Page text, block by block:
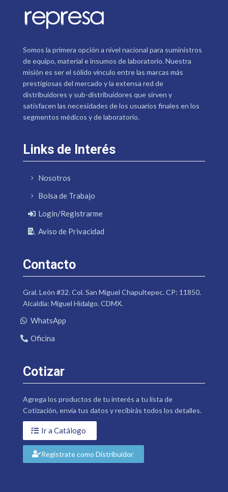
Somos la primera opción a nivel nacional para suministros
de equipo, material e insumos de laboratorio. Nuestra
misión es ser el sólido vínculo entre las marcas más
prestigiosas del mercado y la extensa red de
distribuidores y sub-distribuidores que sirven y
satisfacen las necesidades de los usuarios finales en los
segmentos médicos y de laboratorio.
Links de Interés
Nosotros
Bolsa de Trabajo
Login/Registrarme
Aviso de Privacidad
Contacto
Gral. León #32. Col. San Miguel Chapultepec. CP: 11850.
Alcaldía: Miguel Hidalgo. CDMX.
WhatsApp
Oficina
Cotizar
Agrega los productos de tu interés a tu lista de
Cotización, envía tus datos y recibirás todos los detalles.
Ir a Catálogo
Regístrate como Distribuidor